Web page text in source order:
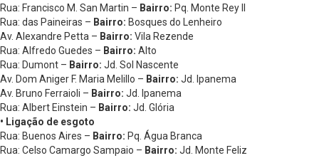
Rua: Francisco M. San Martin – Bairro: Pq. Monte Rey II
Rua: das Paineiras – Bairro: Bosques do Lenheiro
Av. Alexandre Petta – Bairro: Vila Rezende
Rua: Alfredo Guedes – Bairro: Alto
Rua: Dumont – Bairro: Jd. Sol Nascente
Av. Dom Aniger F. Maria Melillo – Bairro: Jd. Ipanema
Av. Bruno Ferraioli – Bairro: Jd. Ipanema
Rua: Albert Einstein – Bairro: Jd. Glória
• Ligação de esgoto
Rua: Buenos Aires – Bairro: Pq. Água Branca
Rua: Celso Camargo Sampaio – Bairro: Jd. Monte Feliz